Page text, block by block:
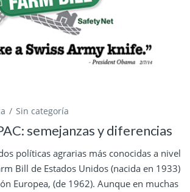
Sin categoría
semejanzas y diferencias
políticas agrarias más conocidas a nivel
Bill de Estados Unidos (nacida en 1933)
Europea, (de 1962). Aunque en muchas